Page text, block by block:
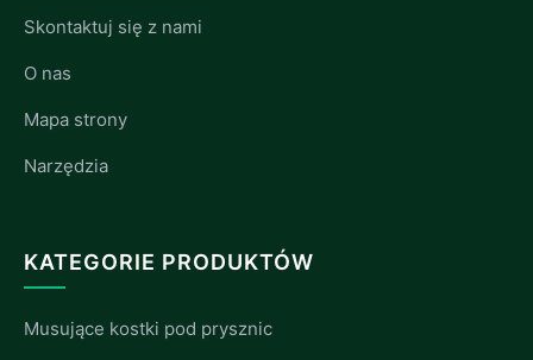
Skontaktuj się z nami
O nas
Mapa strony
Narzędzia
KATEGORIE PRODUKTÓW
Musujące kostki pod prysznic